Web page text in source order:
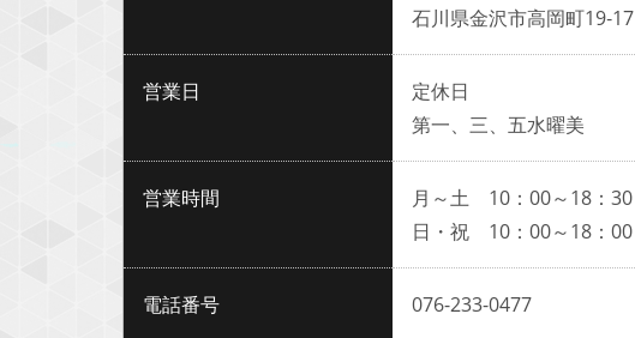
石川県金沢市高岡町19‐17
営業日
定休日
第一、三、五水曜美
営業時間
月～土 10：00～18：30
日・祝 10：00～18：00
電話番号 076-233-0477